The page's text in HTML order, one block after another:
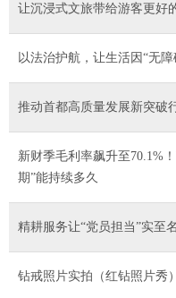
让沉浸式文旅带给游客更好
以法治护航，让生活因“无
推动首都高质量发展新突破
新财季毛利率飙升至70.1%
期”能持续多久
精耕服务让“党员担当”实至
钻戒照片实拍（红钻照片秀）